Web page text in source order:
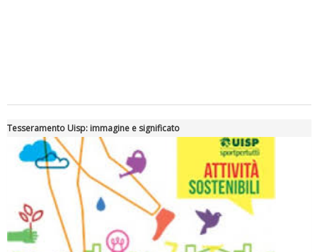
Tiziano Pesce a Radio InBlu2000 traccia il bilancio della stagione
Tesseramento Uisp: immagine e significato